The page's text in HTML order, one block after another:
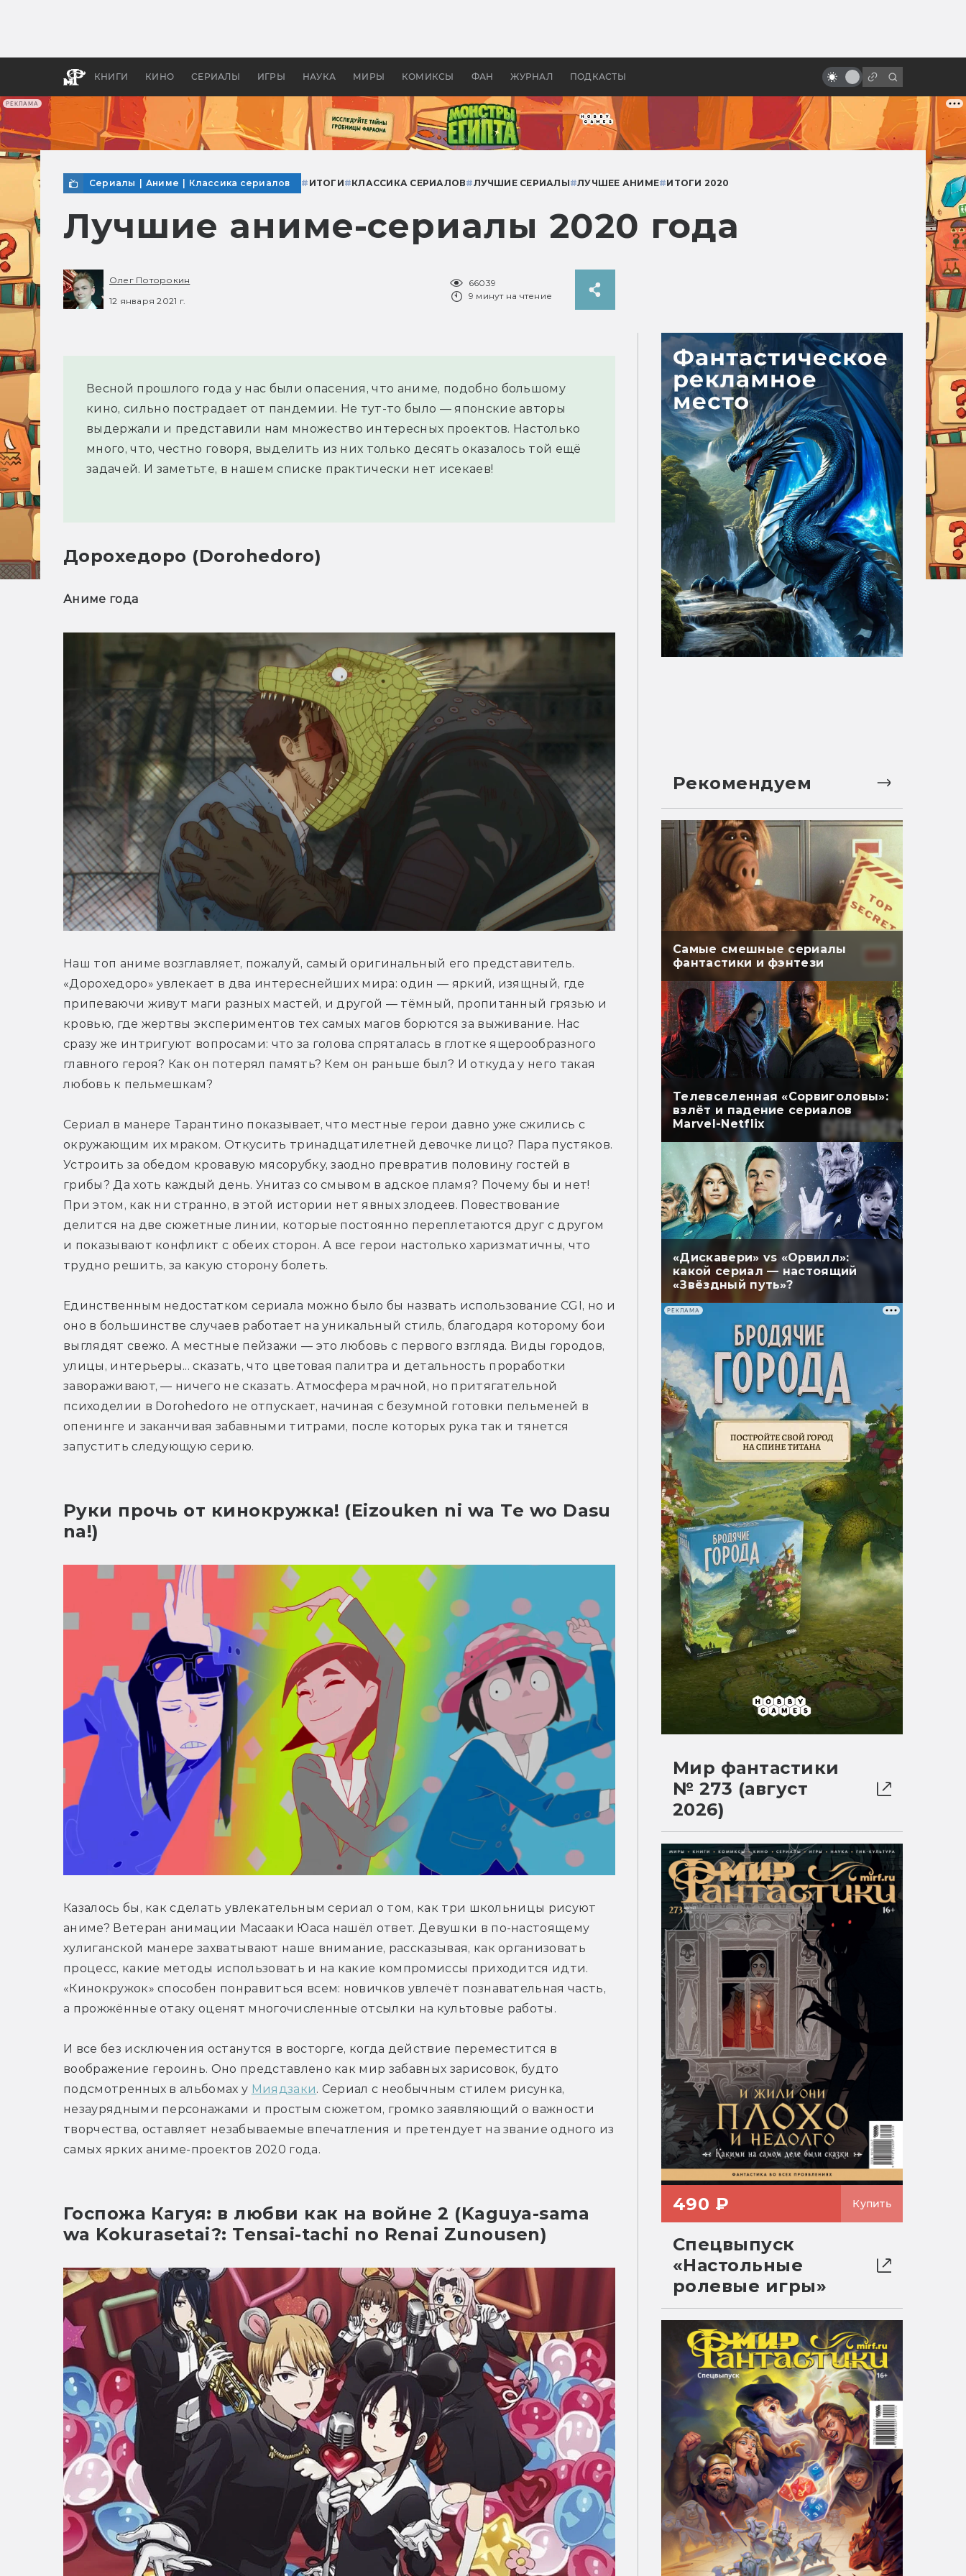
РЕКЛАМА
КНИГИ КИНО СЕРИАЛЫ ИГРЫ НАУКА МИРЫ КОМИКСЫ ФАН ЖУРНАЛ ПОДКАСТЫ
апокалипсис, в России —
бы «Властелина колец»
спустя двадцать лет?
Сериалы Аниме Классика сериалов # ИТОГИ#КЛАССИКА СЕРИАЛОВ#ЛУЧШИЕ СЕРИАЛЫ#ЛУЧШЕЕ АНИМЕ#ИТОГИ 2020
Лучшие аниме-сериалы 2020 года
Олег Поторокин
12 января 2021 г.
66039
9 минут на чтение
Весной прошлого года у нас были опасения, что аниме, подобно большому
кино, сильно пострадает от пандемии. Не тут-то было — японские авторы
выдержали и представили нам множество интересных проектов. Настолько
много, что, честно говоря, выделить из них только десять оказалось той ещё
задачей. И заметьте, в нашем списке практически нет исекаев!
Дорохедоро (Dorohedoro)
Аниме года
Наш топ аниме возглавляет, пожалуй, самый оригинальный его представитель.
«Дорохедоро» увлекает в два интереснейших мира: один — яркий, изящный, где
припеваючи живут маги разных мастей, и другой — тёмный, пропитанный грязью и
кровью, где жертвы экспериментов тех самых магов борются за выживание. Нас
сразу же интригуют вопросами: что за голова спряталась в глотке ящерообразного
главного героя? Как он потерял память? Кем он раньше был? И откуда у него такая
любовь к пельмешкам?
Сериал в манере Тарантино показывает, что местные герои давно уже сжились с
окружающим их мраком. Откусить тринадцатилетней девочке лицо? Пара пустяков.
Устроить за обедом кровавую мясорубку, заодно превратив половину гостей в
грибы? Да хоть каждый день. Унитаз со смывом в адское пламя? Почему бы и нет!
При этом, как ни странно, в этой истории нет явных злодеев. Повествование
делится на две сюжетные линии, которые постоянно переплетаются друг с другом
и показывают конфликт с обеих сторон. А все герои настолько харизматичны, что
трудно решить, за какую сторону болеть.
Единственным недостатком сериала можно было бы назвать использование CGI, но и
оно в большинстве случаев работает на уникальный стиль, благодаря которому бои
выглядят свежо. А местные пейзажи — это любовь с первого взгляда. Виды городов,
улицы, интерьеры... сказать, что цветовая палитра и детальность проработки
завораживают, — ничего не сказать. Атмосфера мрачной, но притягательной
психоделии в Dorohedoro не отпускает, начиная с безумной готовки пельменей в
опенинге и заканчивая забавными титрами, после которых рука так и тянется
запустить следующую серию.
Руки прочь от кинокружка! (Eizouken ni wa Te wo Dasu
na!)
Казалось бы, как сделать увлекательным сериал о том, как три школьницы рисуют
аниме? Ветеран анимации Масааки Юаса нашёл ответ. Девушки в по-настоящему
хулиганской манере захватывают наше внимание, рассказывая, как организовать
процесс, какие методы использовать и на какие компромиссы приходится идти.
«Кинокружок» способен понравиться всем: новичков увлечёт познавательная часть,
а прожжённые отаку оценят многочисленные отсылки на культовые работы.
И все без исключения останутся в восторге, когда действие переместится в
воображение героинь. Оно представлено как мир забавных зарисовок, будто
подсмотренных в альбомах у Миядзаки. Сериал с необычным стилем рисунка,
незаурядными персонажами и простым сюжетом, громко заявляющий о важности
творчества, оставляет незабываемые впечатления и претендует на звание одного из
самых ярких аниме-проектов 2020 года.
Госпожа Кагуя: в любви как на войне 2 (Kaguya-sama
wa Kokurasetai?: Tensai-tachi no Renai Zunousen)
Рекомендуем
Самые смешные сериалы
фантастики и фэнтези
Телевселенная «Сорвиголовы»:
взлёт и падение сериалов
Marvel-Netflix
«Дискавери» vs «Орвилл»:
какой сериал — настоящий
«Звёздный путь»?
РЕКЛАМА
Мир фантастики
№ 273 (август
2026)
490 ₽ Купить
Спецвыпуск
«Настольные
ролевые игры»